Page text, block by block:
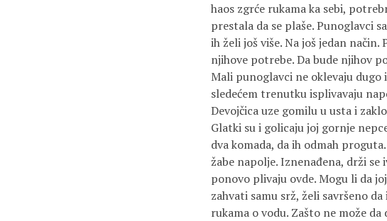
haos zgrće rukama ka sebi,
prestala da se plaše. Punoglavci
ih želi još više. Na još jedan
njihove potrebe. Da bude njihov
Mali punoglavci ne oklevaju
sledećem trenutku isplivavaju
Devojčica uze gomilu u usta i
Glatki su i golicaju joj gornje
dva komada, da ih odmah
žabe napolje. Iznenađena, drži
ponovo plivaju ovde. Mogu li da
zahvati samu srž, želi savršeno
rukama o vodu. Zašto ne može